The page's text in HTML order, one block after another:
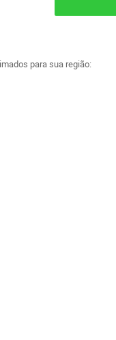
para sua região: